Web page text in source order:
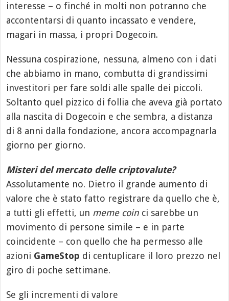
interesse – o finché in molti non potranno che
accontentarsi di quanto incassato e vendere,
magari in massa, i propri Dogecoin.
Nessuna cospirazione, nessuna, almeno con i dati
che abbiamo in mano, combutta di grandissimi
investitori per fare soldi alle spalle dei piccoli.
Soltanto quel pizzico di follia che aveva già portato
alla nascita di Dogecoin e che sembra, a distanza
di 8 anni dalla fondazione, ancora accompagnarla
giorno per giorno.
Misteri del mercato delle criptovalute?
Assolutamente no. Dietro il grande aumento di
valore che è stato fatto registrare da quello che è,
a tutti gli effetti, un meme coin ci sarebbe un
movimento di persone simile – e in parte
coincidente – con quello che ha permesso alle
azioni GameStop di centuplicare il loro prezzo nel
giro di poche settimane.
Se gli incrementi di valore